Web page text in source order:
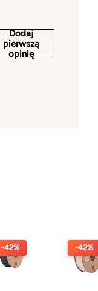
Dodaj
pierwszą
opinię
-42% -42%